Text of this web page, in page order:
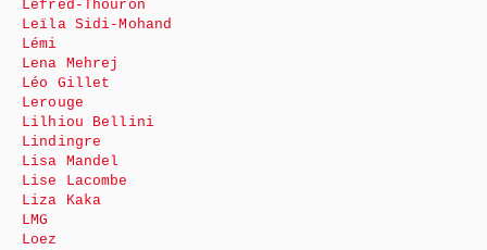
Lefred-Thouron
Leïla Sidi-Mohand
Lémi
Lena Mehrej
Léo Gillet
Lerouge
Lilhiou Bellini
Lindingre
Lisa Mandel
Lise Lacombe
Liza Kaka
LMG
Loez